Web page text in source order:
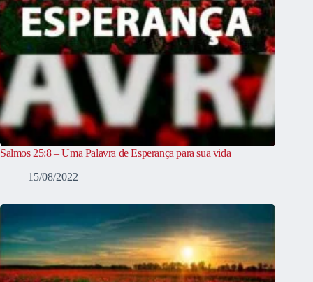
Salmos 25:8 – Uma Palavra de Esperança para sua vida
15/08/2022